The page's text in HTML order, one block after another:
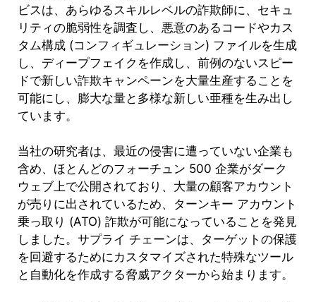
ビスは、あらゆるスキルレベルの詐欺師に、セキュ
リティの脆弱性を調査し、悪意のあるコードやカス
タム構成 (コンフィギュレーション) ファイルを生成
し、ディープフェイクを作成し、前例のないスピー
ドで新しい詐欺キャンペーンを大量生産することを
可能にし、膨大な量と多様な新しい亜種を生み出し
ています。
当社の研究者は、最近の侵害に遭っていない企業も
含め、ほとんどのフォーチュン 500 企業がダーク
ウェブ上で公開されており、大量の顧客アカウント
が売りに出されているため、ターンキー アカウント
乗っ取り (ATO) 詐欺が可能になっていることを発見
しました。サプライ チェーンは、ターゲットの保護
を回避するためにカスタマイズされた特殊なツール
と自動化を作成する脅威アクターから始まります。